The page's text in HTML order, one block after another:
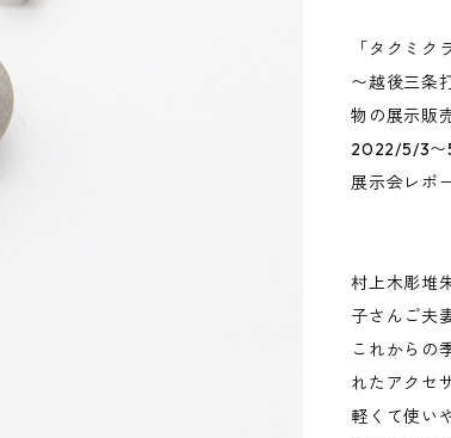
「タクミ
〜越後三条
物の展示販
2022/5/3〜
展示会レ
村上木彫堆
子さんご夫
これからの
れたアクセ
軽くて使い